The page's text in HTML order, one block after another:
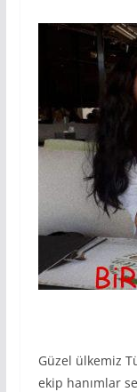
Güzel ülkemiz
ekip hanımlar